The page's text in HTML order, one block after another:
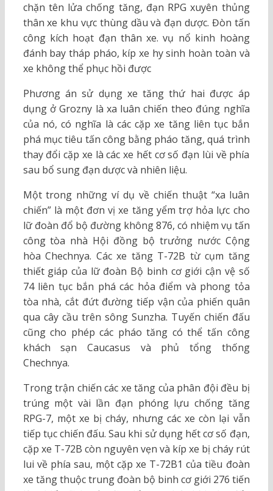
chặn tên lửa chống tăng, đạn RPG xuyên thủng
thân xe khu vực thùng dầu và đạn dược. Đòn tấn
công kích hoạt đạn thân xe. vụ nổ kinh hoàng
đánh bay tháp pháo, kíp xe hy sinh hoàn toàn và
xe không thể phục hồi được
Phương án sử dụng xe tăng thứ hai được áp
dụng ở Grozny là xa luân chiến theo đúng nghĩa
của nó, có nghĩa là các cặp xe tăng liên tục bắn
phá mục tiêu tấn công bằng pháo tăng, quá trình
thay đổi cặp xe là các xe hết cơ số đạn lùi về phía
sau bổ sung đạn dược và nhiên liệu.
Một trong những ví dụ về chiến thuật “xa luân
chiến” là một đơn vị xe tăng yểm trợ hỏa lực cho
lữ đoàn đổ bộ đường không 876, có nhiệm vụ tấn
công tòa nhà Hội đồng bộ trưởng nước Cộng
hòa Chechnya. Các xe tăng T-72B từ cụm tăng
thiết giáp của lữ đoàn Bộ binh cơ giới cận vệ số
74 liên tục bắn phá các hỏa điểm và phong tỏa
tòa nhà, cắt đứt đường tiếp vận của phiến quân
qua cây cầu trên sông Sunzha. Tuyến chiến đấu
cũng cho phép các pháo tăng có thể tấn công
khách sạn Caucasus và phủ tổng thống
Chechnya.
Trong trận chiến các xe tăng của phân đội đều bị
trúng một vài lần đạn phóng lựu chống tăng
RPG-7, một xe bị cháy, nhưng các xe còn lại vẫn
tiếp tục chiến đấu. Sau khi sử dụng hết cơ số đạn,
cặp xe T-72B còn nguyên vẹn và kíp xe bị cháy rút
lui về phía sau, một cặp xe T-72B1 của tiều đoàn
xe tăng thuộc trung đoàn bộ binh cơ giới 276 tiến